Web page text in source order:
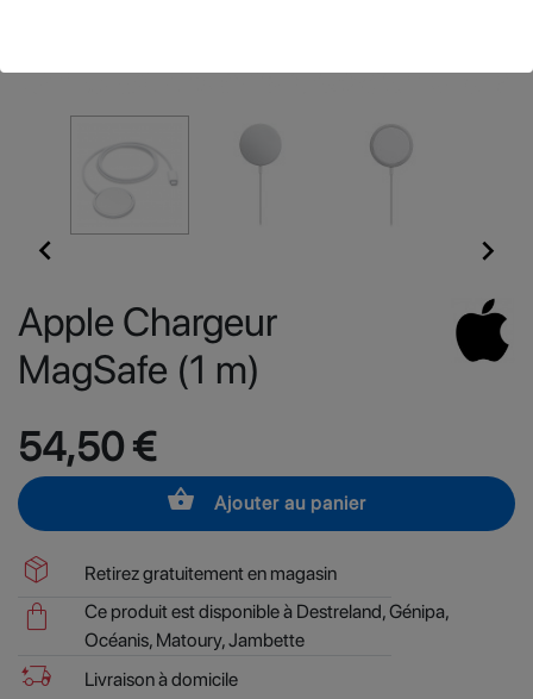
 
Apple Chargeur
MagSafe (1 m)
54,50 €
shopping_basket Ajouter au panier
package_2 Retirez gratuitement en magasin
shopping_bag
Ce produit est disponible à Destreland, Génipa,
Océanis, Matoury, Jambette
delivery_truck_bolt Livraison à domicile